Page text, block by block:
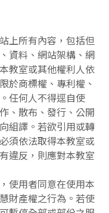
上所有內容，包括但
資料、網站架構、網
教室或其他權利人依
於商標權、專利權、
任何人不得逕自使
、散布、發行、公開
組譯。若欲引用或轉
須依法取得本教室或
違反，則應對本教室
使用者同意在使用本
財產權之行為。若使